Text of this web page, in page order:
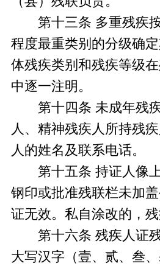
第十三条 多重残疾按
程度最重类别的分级确
体残疾类别和残疾等级
中逐一注明。
第十四条 未成年残疾
人、精神残疾人所持残
人的姓名及联系电话。
第十五条 持证人像上
钢印或批准残联栏未加
证无效。私自涂改的，残
第十六条 残疾人证残
大写汉字（壹、贰、叁